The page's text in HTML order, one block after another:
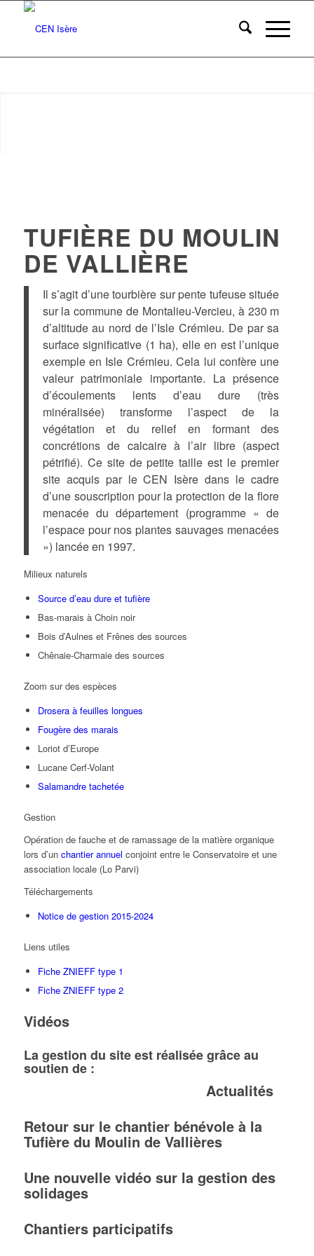
TUFIÈRE DU MOULIN
DE VALLIÈRE
Il s’agit d’une tourbière sur pente tufeuse située
sur la commune de Montalieu-Vercieu, à 230 m
d’altitude au nord de l’Isle Crémieu. De par sa
surface significative (1 ha), elle en est l’unique
exemple en Isle Crémieu. Cela lui confère une
valeur patrimoniale importante. La présence
d’écoulements lents d’eau dure (très
minéralisée) transforme l’aspect de la
végétation et du relief en formant des
concrétions de calcaire à l’air libre (aspect
pétrifié). Ce site de petite taille est le premier
site acquis par le CEN Isère dans le cadre
d’une souscription pour la protection de la flore
menacée du département (programme « de
l’espace pour nos plantes sauvages menacées
») lancée en 1997.
Milieux naturels
Source d’eau dure et tufière
Bas-marais à Choin noir
Bois d’Aulnes et Frênes des sources
Chênaie-Charmaie des sources
Zoom sur des espèces
Drosera à feuilles longues
Fougère des marais
Loriot d’Europe
Lucane Cerf-Volant
Salamandre tachetée
Gestion
Opération de fauche et de ramassage de la matière organique
lors d’un chantier annuel conjoint entre le Conservatoire et une
association locale (Lo Parvi)
Téléchargements
Notice de gestion 2015-2024
Liens utiles
Fiche ZNIEFF type 1
Fiche ZNIEFF type 2
Vidéos
La gestion du site est réalisée grâce au
soutien de :
Actualités
Retour sur le chantier bénévole à la
Tufière du Moulin de Vallières
Une nouvelle vidéo sur la gestion des
solidages
Chantiers participatifs